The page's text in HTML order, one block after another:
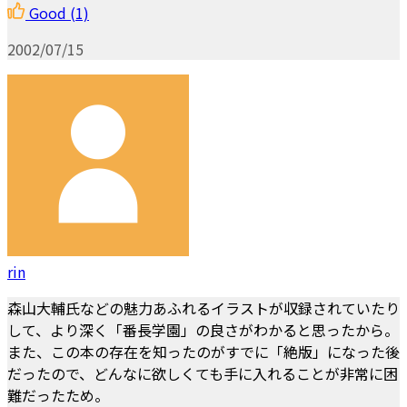
Good (1)
2002/07/15
rin
森山大輔氏などの魅力あふれるイラストが収録されていたり
して、より深く「番長学園」の良さがわかると思ったから。
また、この本の存在を知ったのがすでに「絶版」になった後
だったので、どんなに欲しくても手に入れることが非常に困
難だったため。